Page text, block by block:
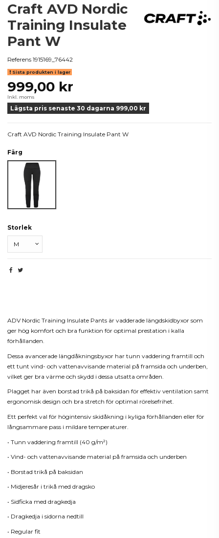
Craft AVD Nordic
Training Insulate
Pant W
Referens 1915169_76442
Sista produkten i lager
999,00 kr
Inkl. moms
Lägsta pris senaste 30 dagarna 999,00 kr
Craft AVD Nordic Training Insulate Pant W
Färg
Svart
Storlek
ADV Nordic Training Insulate Pants är vadderade längdskidbyxor som
ger hög komfort och bra funktion för optimal prestation i kalla
förhållanden.
Dessa avancerade längdåkningsbyxor har tunn vaddering framtill och
ett tunt vind- och vattenavvisande material på framsida och underben,
vilket ger bra värme och skydd i dessa utsatta områden.
Plagget har även borstad trikå på baksidan för effektiv ventilation samt
ergonomisk design och bra stretch för optimal rörelsefrihet.
Ett perfekt val för högintensiv skidåkning i kyliga förhållanden eller för
långsammare pass i mildare temperaturer.
• Tunn vaddering framtill (40 g/m²)
• Vind- och vattenavvisande material på framsida och underben
• Borstad trikå på baksidan
• Midjeresår i trikå med dragsko
• Sidficka med dragkedja
• Dragkedja i sidorna nedtill
• Regular fit